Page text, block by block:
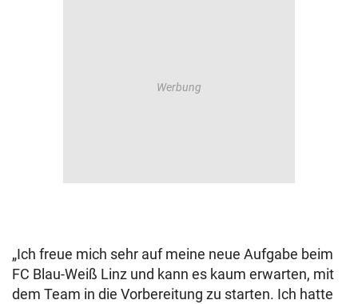
„Ich freue mich sehr auf meine neue Aufgabe beim
FC Blau-Weiß Linz und kann es kaum erwarten, mit
dem Team in die Vorbereitung zu starten. Ich hatte